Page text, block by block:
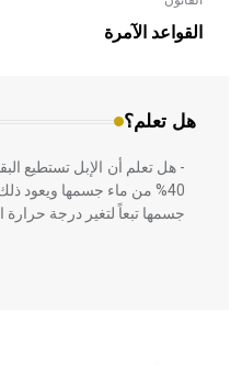
القواعد الآمرة
هل تعلم؟
بالعمارة الإسلامية في
المعمار على بناء مداميكه
- هل تعلم أن الإبل تستطيع
40% من ماء جسمها ويعود
جسمها تبعاً لتغير درجة حرارة
الحكم، الأدلة، تنظيم